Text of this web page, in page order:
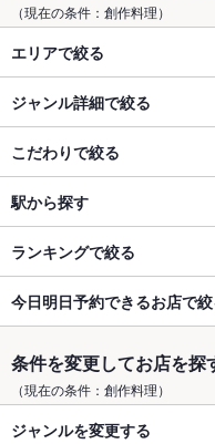
（現在の条件：創作料理）
エリアで絞る
ジャンル詳細で絞る
こだわりで絞る
駅から探す
ランキングで絞る
今日明日予約できるお店で
条件を変更してお店を探
（現在の条件：創作料理）
ジャンルを変更する